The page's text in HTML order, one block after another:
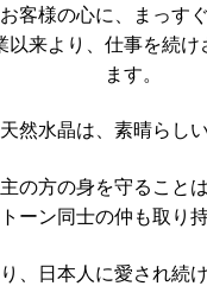
客様の心に、まっす
以来より、仕事を続け
ます。
天然水晶は、素晴らしい
の方の身を守ることは
ーン同士の仲も取り
、日本人に愛され続